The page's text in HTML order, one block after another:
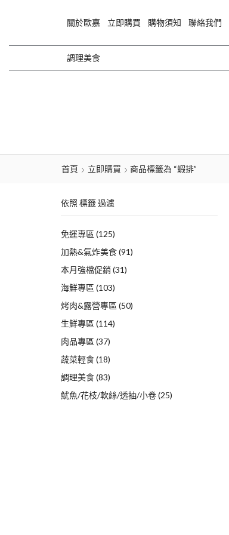
關於歐嘉 立即購買 購物須知 聯絡我們
調理美食
首頁 立即購買 商品標籤為 “蝦排”
依照 標籤 過濾
免運專區 (125)
加熱&氣炸美食(91)
本月強檔促銷 (31)
海鮮專區 (103)
烤肉&露營專區 (50)
生鮮專區 (114)
肉品專區 (37)
蔬菜輕食(18)
調理美食(83)
魷魚/花枝/軟絲/透抽/小卷(25)